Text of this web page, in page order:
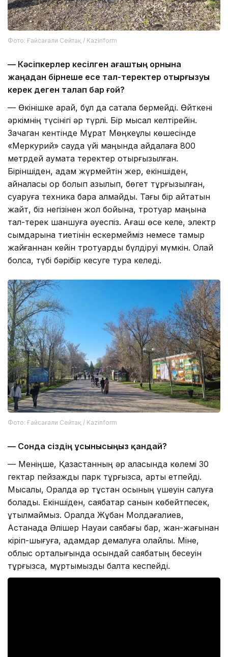
Фото: Ғайсағали Сейтақ / Kazinform
— Кәсіпкерлер кесілген ағаштың орнына
жаңадан бірнеше есе тал-теректер отырғызуы
керек деген талап бар ғой?
— Өкінішке қарай, бұл да сақтала бермейді. Өйткені
әркімнің түсінігі әр түрлі. Бір мысал келтірейін.
Зачаган кентінде Мұрат Мөңкеұлы көшесінде
«Меркурий» сауда үйі маңында айдалаға 800
метрдей аумақта теректер отырғызылған.
Біріншіден, адам жүрмейтін жер, екіншіден,
айналасы ор болып қазылып, бөгет тұрғызылған,
суаруға техника бара алмайды. Тағы бір айтатын
жайт, біз негізінен жол бойына, тротуар маңына
тал-терек шаншуға әуеспіз. Ағаш өсе келе, электр
сымдарына тиетінін ескермейміз немесе тамыр
жайғаннан кейін тротуарды бүлдіруі мүмкін. Олай
болса, түбі бәрібір кесуге тура келеді.
Фото: Ғайсағали Сейтақ / Kazinform
— Сонда сіздің ұсынысыңыз қандай?
— Меніңше, Қазақстанның әр қаласында көлемі 30
гектар пейзажды парк тұрғызсақ, артық етпейді.
Мысалы, Оралда әр тұстан осының үшеуін салуға
болады. Екіншіден, саябақтар санын көбейтпесек,
ұтылмаймыз. Оралда Жұбан Молдағалиев,
Астанада Әлішер Науаи саябағы бар, жан-жағынан
кіріп-шығуға, адамдар демалуға қолайлы. Міне,
облыс орталығында осындай саябақтың бесеуін
тұрғызсақ, мұртымызды балта кеспейді.